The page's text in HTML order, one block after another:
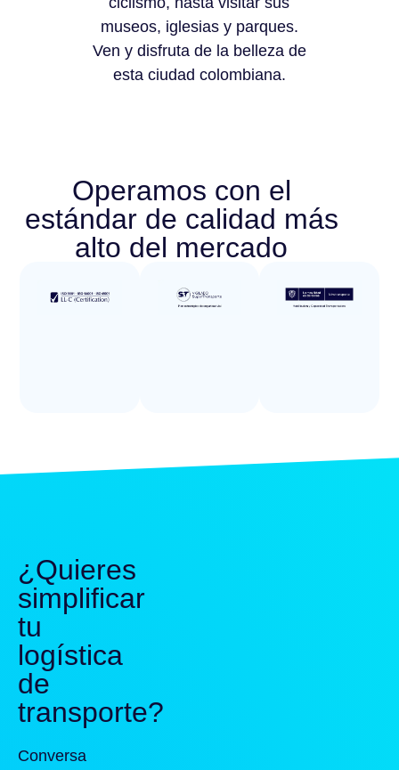
museos, iglesias y parques.
Ven y disfruta de la belleza de
esta ciudad colombiana.
Operamos con el
estándar de calidad más
alto del mercado
¿Quieres
simplificar
tu
logística
de
transporte?
Conversa